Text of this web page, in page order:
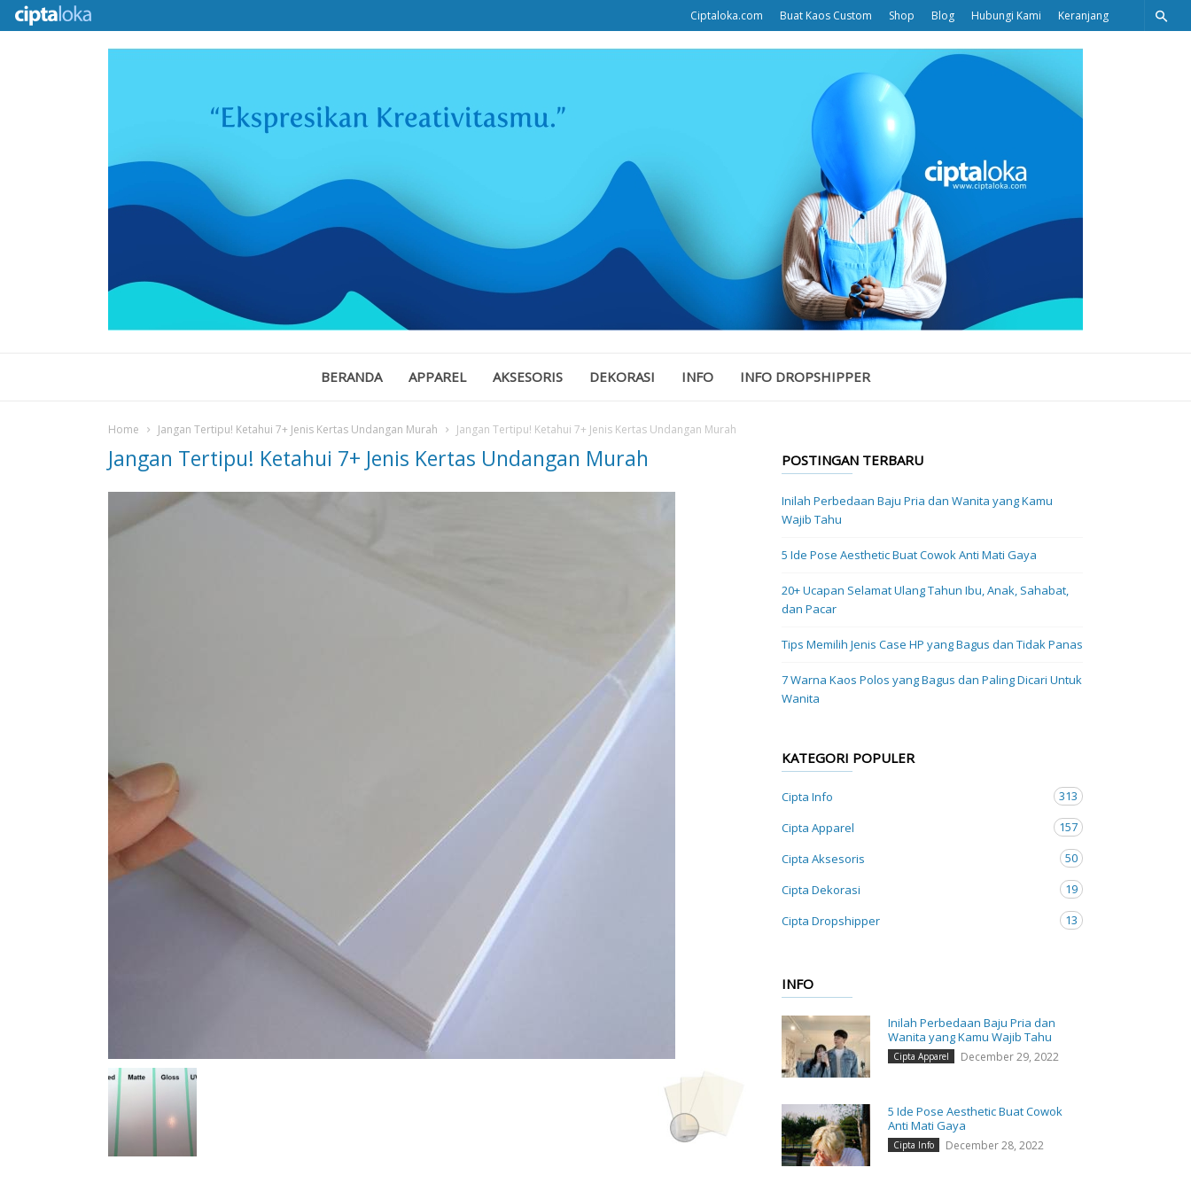
Ciptaloka.com Buat Kaos Custom Shop Blog Hubungi Kami Keranjang
BERANDA APPAREL AKSESORIS DEKORASI INFO INFO DROPSHIPPER
Home Jangan Tertipu! Ketahui 7+ Jenis Kertas Undangan Murah Jangan Tertipu! Ketahui 7+ Jenis Kertas Undangan Murah
Jangan Tertipu! Ketahui 7+ Jenis Kertas Undangan Murah POSTINGAN TERBARU
Inilah Perbedaan Baju Pria dan Wanita yang Kamu
Wajib Tahu
5 Ide Pose Aesthetic Buat Cowok Anti Mati Gaya
20+ Ucapan Selamat Ulang Tahun Ibu, Anak, Sahabat,
dan Pacar
Tips Memilih Jenis Case HP yang Bagus dan Tidak Panas
7 Warna Kaos Polos yang Bagus dan Paling Dicari Untuk
Wanita
KATEGORI POPULER
Cipta Info
313
Cipta Apparel
157
Cipta Aksesoris
50
Cipta Dekorasi
19
Cipta Dropshipper
13
INFO
Inilah Perbedaan Baju Pria dan
Wanita yang Kamu Wajib Tahu
Cipta Apparel December 29, 2022
5 Ide Pose Aesthetic Buat Cowok
Anti Mati Gaya
Cipta Info December 28, 2022